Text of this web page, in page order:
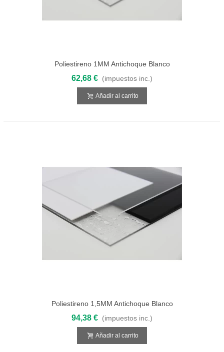
Poliestireno 1MM Antichoque Blanco
3050x2050
62,68 € (impuestos inc.)
Añadir al carrito
Poliestireno 1,5MM Antichoque Blanco
3050x2050
94,38 € (impuestos inc.)
Añadir al carrito